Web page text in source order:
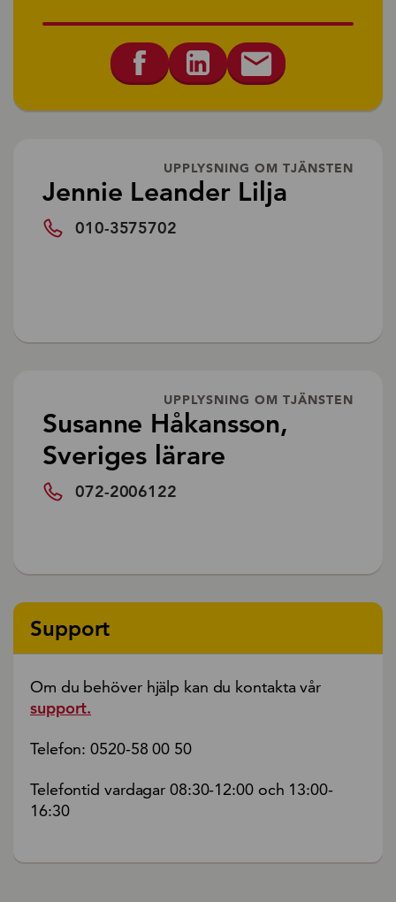
UPPLYSNING OM TJÄNSTEN
Jennie Leander Lilja
010-3575702
UPPLYSNING OM TJÄNSTEN
Susanne Håkansson,
Sveriges lärare
072-2006122
Support
Om du behöver hjälp kan du kontakta vår
support.
Telefon: 0520-58 00 50
Telefontid vardagar 08:30-12:00 och 13:00-
16:30